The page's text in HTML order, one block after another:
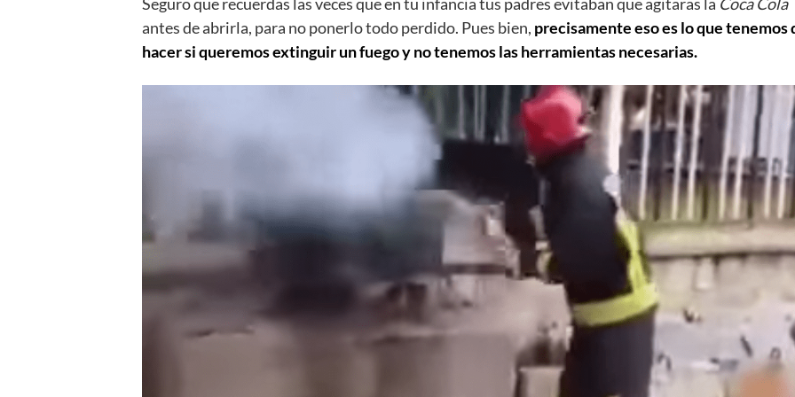
antes de abrirla, para no ponerlo todo perdido. Pues bien, precisamente eso es lo que tenemos
hacer si queremos extinguir un fuego y no tenemos las herramientas necesarias.